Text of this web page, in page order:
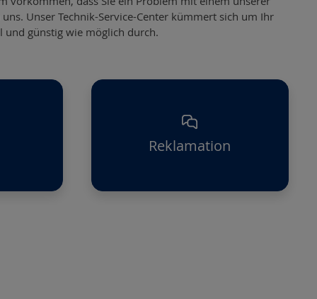
Unser Technik-Service-Center kümmert sich um Ihr
und günstig wie möglich durch.
Reklamation